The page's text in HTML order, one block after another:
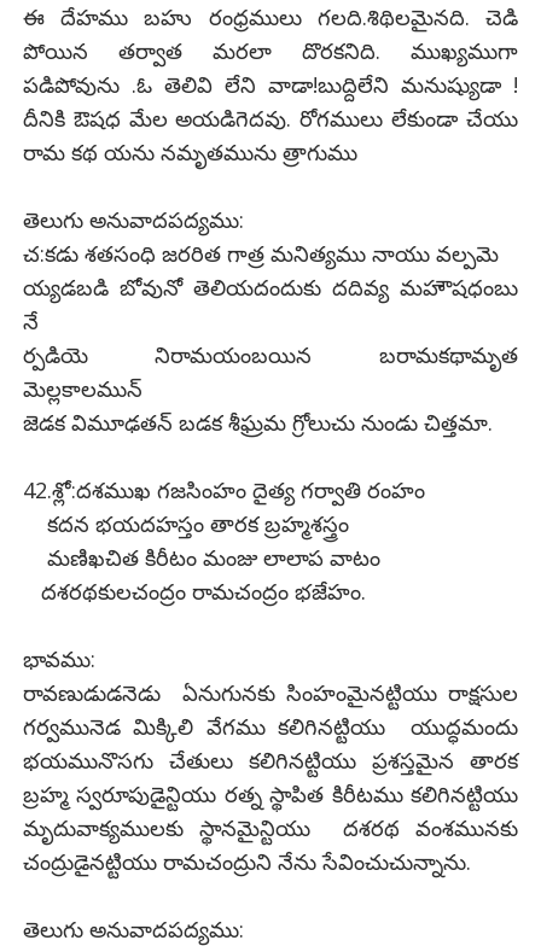
ఈ దేహము బహు రంధ్రములు గలది.శిథిలమైనది. చెడి
పోయిన తర్వాత మరలా దొరకనిది. ముఖ్యముగా
పడిపోవును .ఓ తెలివి లేని వాడా!బుద్దిలేని మనుష్యుడా !
దీనికి ఔషధ మేల అయడిగెదవు. రోగములు లేకుండా చేయు
రామ కథ యను నమృతమును త్రాగుము
తెలుగు అనువాదపద్యము:
చ:కడు శతసంధి జరరిత గాత్ర మనిత్యము నాయు వల్పమె
య్యడబడి బోవునో తెలియదందుకు దదివ్య మహౌషధంబు
నే
ర్పడియె నిరామయంబయిన బరామకథామృత
మెల్లకాలమున్
జెడక విమూఢతన్ బడక శీఘ్రమ గ్రోలుచు నుండు చిత్తమా.
42.శ్లో:దశముఖ గజసింహం దైత్య గర్వాతి రంహం
కదన భయదహస్తం తారక బ్రహ్మశస్త్రం
మణిఖచిత కిరీటం మంజు లాలాప వాటం
దశరథకులచంద్రం రామచంద్రం భజేహం.
భావము:
రావణుడుడనెడు ఏనుగునకు సింహంమైనట్టియు రాక్షసుల
గర్వమునెడ మిక్కిలి వేగము కలిగినట్టియు యుద్ధమందు
భయమునొసగు చేతులు కలిగినట్టియు ప్రశస్తమైన తారక
బ్రహ్మ స్వరూపుడైన్టియు రత్న స్థాపిత కిరీటము కలిగినట్టియు
మృదువాక్యములకు స్థానమైన్టియు దశరథ వంశమునకు
చంద్రుడైనట్టియు రామచంద్రుని నేను సేవించుచున్నాను.
తెలుగు అనువాదపద్యము: